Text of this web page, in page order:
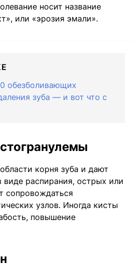
носит название
или «эрозия эмали».
обезболивающих
зуба — и вот что с
корня зуба и дают
распирания, острых или
сопровождаться
узлов. Иногда кисты
повышение